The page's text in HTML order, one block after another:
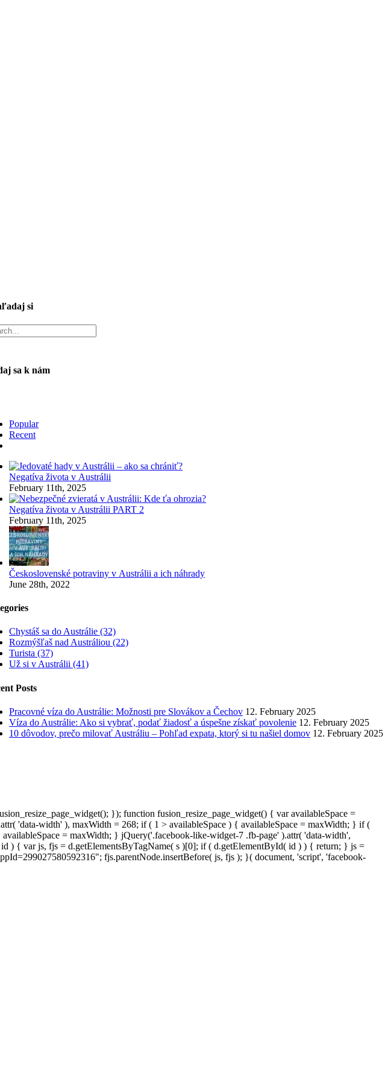
si
sa k nám
Popular
Recent
Negatíva života v Austrálii
February 11th, 2025
Negatíva života v Austrálii PART 2
February 11th, 2025
Československé potraviny v Austrálii a ich náhrady
June 28th, 2022
Chystáš sa do Austrálie (32)
Rozmýšľaš nad Austráliou (22)
Turista (37)
Už si v Austrálii (41)
Posts
Pracovné víza do Austrálie: Možnosti pre Slovákov a Čechov 12. February 2025
Víza do Austrálie: Ako si vybrať, podať žiadosť a úspešne získať povolenie 12. February 2025
10 dôvodov, prečo milovať Austráliu – Pohľad expata, ktorý si tu našiel domov 12. February 2025
}); function fusion_resize_page_widget() { var availableSpace =
'data-width' ), maxWidth = 268; if ( 1 > availableSpace ) { availableSpace = maxWidth; } if (
= maxWidth; } jQuery('.facebook-like-widget-7 .fb-page' ).attr( 'data-width',
{ var js, fjs = d.getElementsByTagName( s )[0]; if ( d.getElementById( id ) ) { return; } js =
fjs.parentNode.insertBefore( js, fjs ); }( document, 'script', 'facebook-